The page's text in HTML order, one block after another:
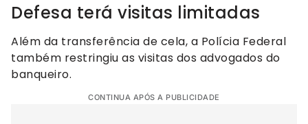
Defesa terá visitas limitadas
Além da transferência de cela, a Polícia Federal
também restringiu as visitas dos advogados do
banqueiro.
CONTINUA APÓS A PUBLICIDADE